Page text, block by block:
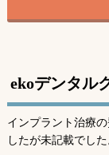
ekoデンタル
インプラント治療
したが未記載でした